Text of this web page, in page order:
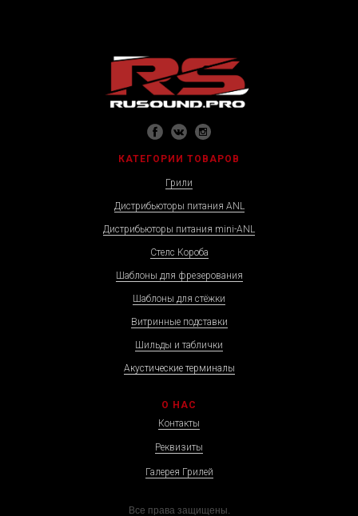
КАТЕГОРИИ ТОВАРОВ
Грили
О НАС
Все права защищены.
Дистрибьюторы питания ANL
Дистрибьюторы питания mini-ANL
Стелс Короба
Шаблоны для фрезерования
Шаблоны для стёжки
Витринные подставки
Шильды и таблички
Контакты
Реквизиты
Галерея Грилей
Акустические терминалы